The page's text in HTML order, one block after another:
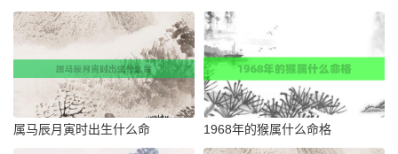
属马辰月寅时出生什么命 1968年的猴属什么命格